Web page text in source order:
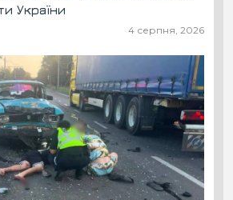
України
4 серпня, 2026